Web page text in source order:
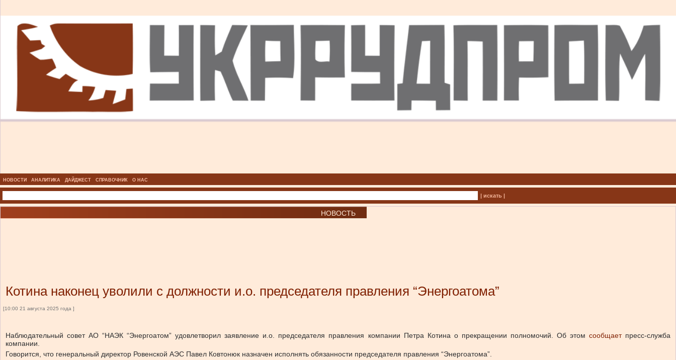
НОВОСТИ АНАЛИТИКА ДАЙДЖЕСТ СПРАВОЧНИК О НАС
| искать |
НОВОСТЬ
Котина наконец уволили с должности и.о. председателя правления “Энергоатома”
[10:00 21 августа 2025 года ]
Наблюдательный совет АО “НАЭК “Энергоатом” удовлетворил заявление и.о. председателя правления компании Петра Котина о прекращении полномочий. Об этом сообщаетпресс-служба
компании.
Говорится, что генеральный директор Ровенской АЭС Павел Ковтонюк назначен исполнять обязанности председателя правления “Энергоатома”.